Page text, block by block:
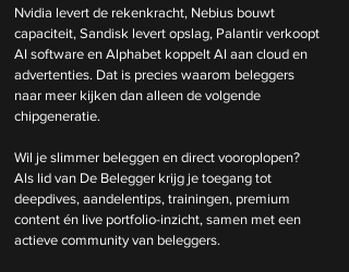
Nvidia levert de rekenkracht, Nebius bouwt
capaciteit, Sandisk levert opslag, Palantir verkoopt
AI software en Alphabet koppelt AI aan cloud en
advertenties. Dat is precies waarom beleggers
naar meer kijken dan alleen de volgende
chipgeneratie.
Wil je slimmer beleggen en direct vooroplopen?
Als lid van De Belegger krijg je toegang tot
deepdives, aandelentips, trainingen, premium
content én live portfolio-inzicht, samen met een
actieve community van beleggers.